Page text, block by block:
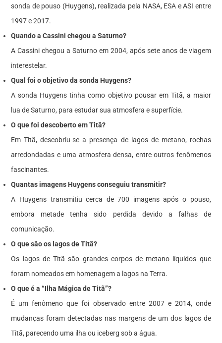
sonda de pouso (Huygens), realizada pela NASA, ESA e ASI entre
1997 e 2017.
Quando a Cassini chegou a Saturno?
A Cassini chegou a Saturno em 2004, após sete anos de viagem
interestelar.
Qual foi o objetivo da sonda Huygens?
A sonda Huygens tinha como objetivo pousar em Titã, a maior
lua de Saturno, para estudar sua atmosfera e superfície.
O que foi descoberto em Titã?
Em Titã, descobriu-se a presença de lagos de metano, rochas
arredondadas e uma atmosfera densa, entre outros fenômenos
fascinantes.
Quantas imagens Huygens conseguiu transmitir?
A Huygens transmitiu cerca de 700 imagens após o pouso,
embora metade tenha sido perdida devido a falhas de
comunicação.
O que são os lagos de Titã?
Os lagos de Titã são grandes corpos de metano líquidos que
foram nomeados em homenagem a lagos na Terra.
O que é a “Ilha Mágica de Titã”?
É um fenômeno que foi observado entre 2007 e 2014, onde
mudanças foram detectadas nas margens de um dos lagos de
Titã, parecendo uma ilha ou iceberg sob a água.